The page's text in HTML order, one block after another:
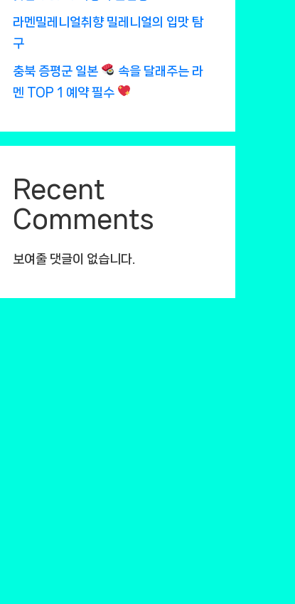
라멘밀레니얼취향 밀레니얼의 입맛 탐
구
충북 증평군 일본
속을 달래주는 라
멘 TOP 1 예약 필수
Recent
Comments
보여줄 댓글이 없습니다.